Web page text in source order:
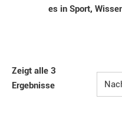
es in Sport,
Zeigt alle 3
Ergebnisse